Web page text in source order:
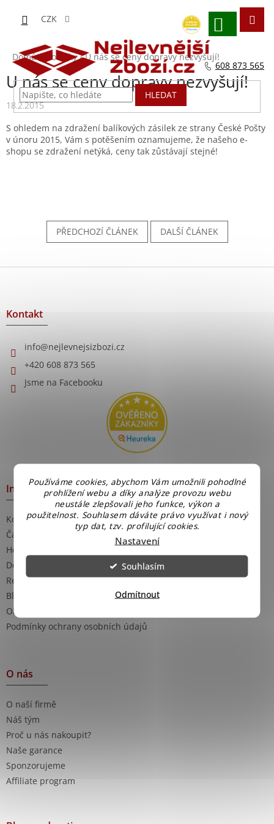
Používáme cookies, abychom Vám umožnili pohodlné
prohlížení webu a díky analýze provozu webu
neustále zlepšovali jeho funkce, výkon a
použitelnost. Souhlasem dáváte právo využívat i nový
typ dat, tzv. profilující cookies.
Nastavení
Odmítnout
Souhlasím
obsah
CZK
HLEDAT
NÁKUPNÍ
Domů / Novinky / U nás se ceny dopravy nezvyšují!
U nás se ceny dopravy nezvyšují!
18.2.2015
S ohledem na zdražení balíkových zásilek ze strany České Pošty
v únoru 2015, Vám s potěšením oznamujeme, že našeho e-
shopu se zdražení netýká, ceny tak zůstávají stejné!
PŘEDCHOZÍ ČLÁNEK DALŠÍ ČLÁNEK
Z
Kontakt
info@nejlevnejsizbozi.cz
+420 608 873 565
Jsme na Facebooku
Informace pro Vás
Kontakty
Časté dotazy
Hodnocení obchodu
Doprava a platba
Reklamace
Blog - rady a tipy
Obchodní podmínky
Podmínky ochrany osobních údajů
O nás
O naší firmě
Náš tým
Proč u nás nakoupit?
Naše garance
Sponzorujeme
Affiliate program
608 873 565